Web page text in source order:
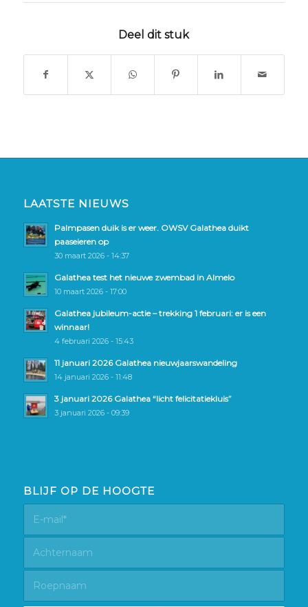
Deel dit stuk
LAATSTE NIEUWS
Palmpasen duik is er weer. OWSV Galathea duikt
paaseieren op
30 maart 2026 - 14:37
Galathea test het nieuwe zwembad in Almelo
10 maart 2026 - 17:00
Galathea jubileum-actie – trekking 1 februari: er is een
winnaar!
4 februari 2026 - 15:43
11 januari 2026 Galathea nieuwjaarswandeling
14 januari 2026 - 11:48
3 januari 2026 Galathea “licht felicitatiekluis”
3 januari 2026 - 09:39
BLIJF OP DE HOOGTE